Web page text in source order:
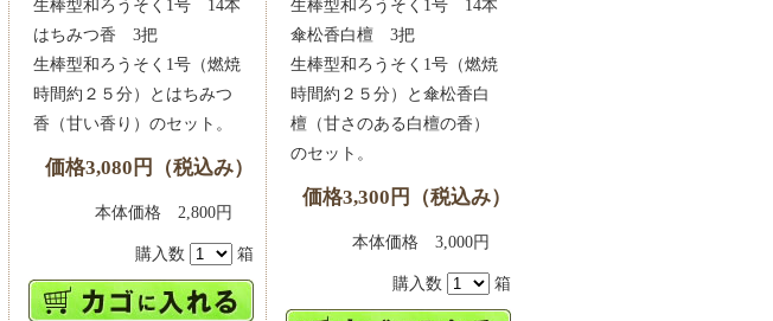
生棒型和ろうそく1号 14本
はちみつ香 3把
生棒型和ろうそく1号（燃焼
時間約２５分）とはちみつ
香（甘い香り）のセット。
価格3,080円（税込み）
本体価格 2,800円
購入数 箱
生棒型和ろうそく1号 14本
傘松香白檀 3把
生棒型和ろうそく1号（燃焼
時間約２５分）と傘松香白
檀（甘さのある白檀の香）
のセット。
価格3,300円（税込み）
本体価格 3,000円
購入数 箱